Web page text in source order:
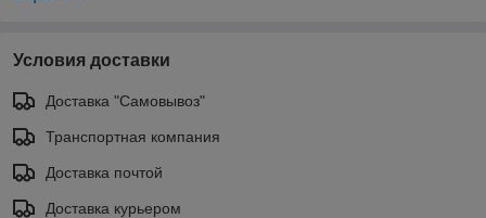
Условия доставки
Доставка "Самовывоз"
Транспортная компания
Доставка почтой
Доставка курьером